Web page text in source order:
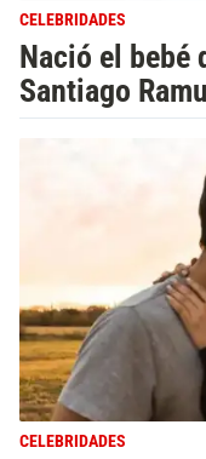
CELEBRIDADES
Nació el bebé
Santiago
CELEBRIDADES